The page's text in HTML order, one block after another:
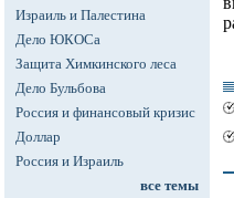
Израиль и Палестина
Дело ЮКОСа
Защита Химкинского леса
Дело Бульбова
Россия и финансовый кризис
Доллар
Россия и Израиль
все темы